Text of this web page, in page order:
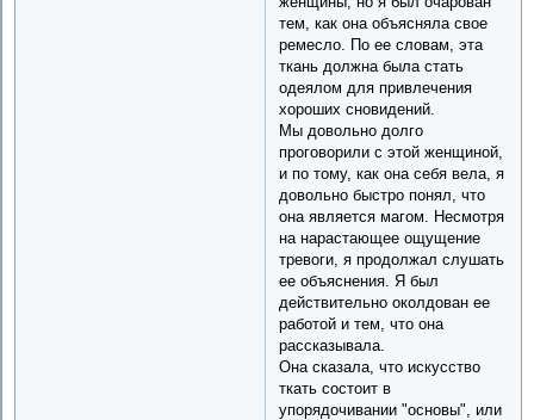
тем, как она объясняла свое
ремесло. По ее словам, эта
ткань должна была стать
одеялом для привлечения
хороших сновидений.
Мы довольно долго
проговорили с этой женщиной,
и по тому, как она себя вела, я
довольно быстро понял, что
она является магом. Несмотря
на нарастающее ощущение
тревоги, я продолжал слушать
ее объяснения. Я был
действительно околдован ее
работой и тем, что она
рассказывала.
Она сказала, что искусство
ткать состоит в
упорядочивании "основы", или